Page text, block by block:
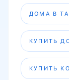
ДОМА В
КУПИТЬ
КУПИТЬ